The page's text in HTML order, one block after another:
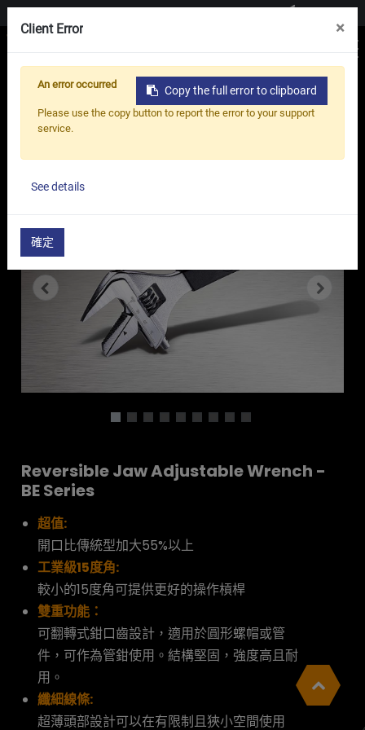
聯絡我們
活動扳手
Reversible Jaw Adjustable Wrench - BE
Reversible Jaw Adjustable Wrench -
BE Series
超值:
開口比傳統型加大55%以上
工業級15度角:
較小的15度角可提供更好的操作槓桿
雙重功能：
可翻轉式鉗口齒設計，適用於圓形螺帽或管
件，可作為管鉗使用。結構堅固，強度高且耐
用。
纖細線條:
超薄頭部設計可以在有限制且狹小空間使用
Client Error ×
Copy the full error to clipboard
An error occurred
Please use the copy button to report the error to your support
service.
See details
確定